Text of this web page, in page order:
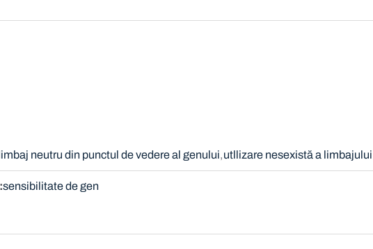
neutru din punctul de vedere al genului utllizare nesexistă a limbajului
sensibilitate de gen